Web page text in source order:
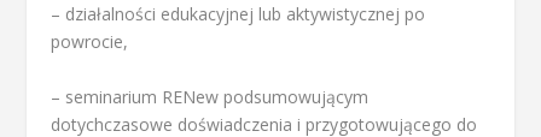
– działalności edukacyjnej lub aktywistycznej po
powrocie,
– seminarium RENew podsumowującym
dotychczasowe doświadczenia i przygotowującego do